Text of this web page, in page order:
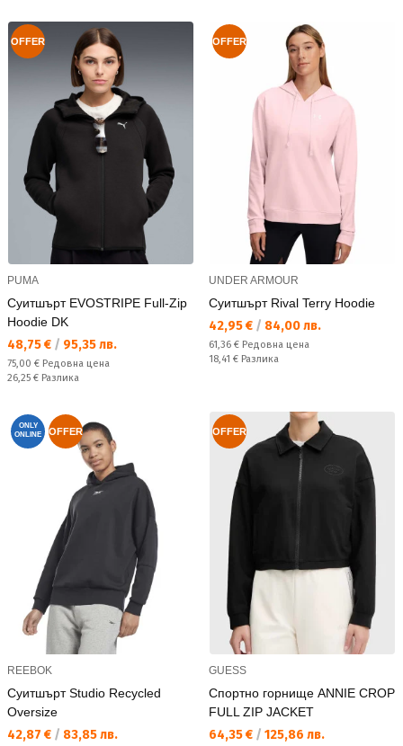
OFFER
PUMA
Суитшърт EVOSTRIPE Full-Zip
Hoodie DK
Текуща цена:
48,75 € / 95,35 лв.
Редовна цена:
75,00 € Редовна цена
Спестявате:
26,25 € Разлика
OFFER
UNDER ARMOUR
Суитшърт Rival Terry Hoodie
Текуща цена:
42,95 € / 84,00 лв.
Редовна цена:
61,36 € Редовна цена
Спестявате:
18,41 € Разлика
ONLY
ONLINE
OFFER
REEBOK
Суитшърт Studio Recycled
Oversize
Текуща цена:
42,87 € / 83,85 лв.
OFFER
GUESS
Спортно горнище ANNIE CROP
FULL ZIP JACKET
Текуща цена:
64,35 € / 125,86 лв.